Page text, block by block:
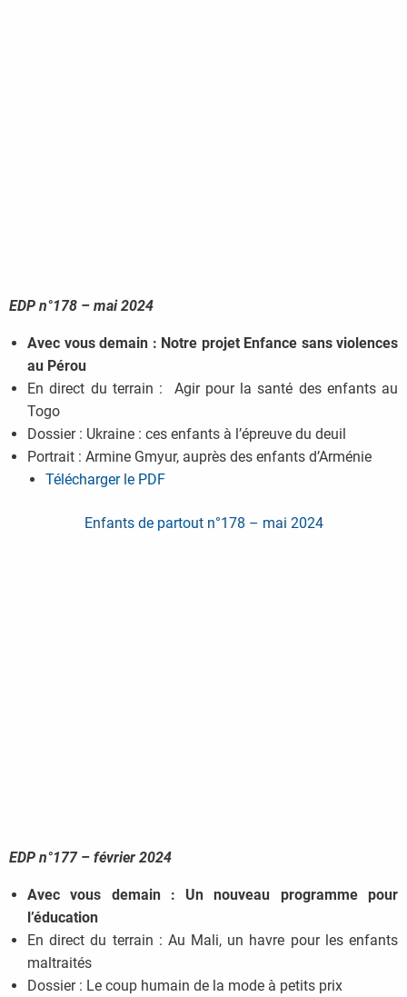
EDP n°178 – mai 2024
Avec vous demain : Notre projet Enfance sans violences
au Pérou
En direct du terrain : Agir pour la santé des enfants au
Togo
Dossier : Ukraine : ces enfants à l’épreuve du deuil
Portrait : Armine Gmyur, auprès des enfants d’Arménie
Télécharger le PDF
Enfants de partout n°178 – mai 2024
EDP n°177 – février 2024
Avec vous demain : Un nouveau programme pour
l’éducation
En direct du terrain : Au Mali, un havre pour les enfants
maltraités
Dossier : Le coup humain de la mode à petits prix